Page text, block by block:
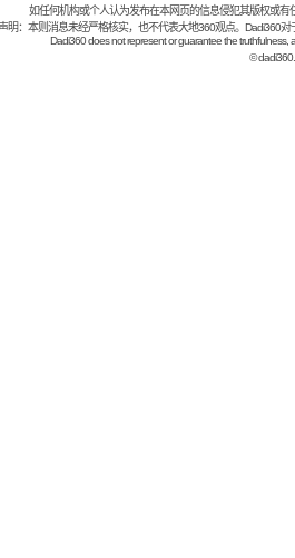
如任何机构或个人认为发布在本网页的信息侵犯其版权或
明：本则消息未经严格核实，也不代表大地360观点。Dadi360
Dadi360 does not represent or guarantee the truthfulness,
©